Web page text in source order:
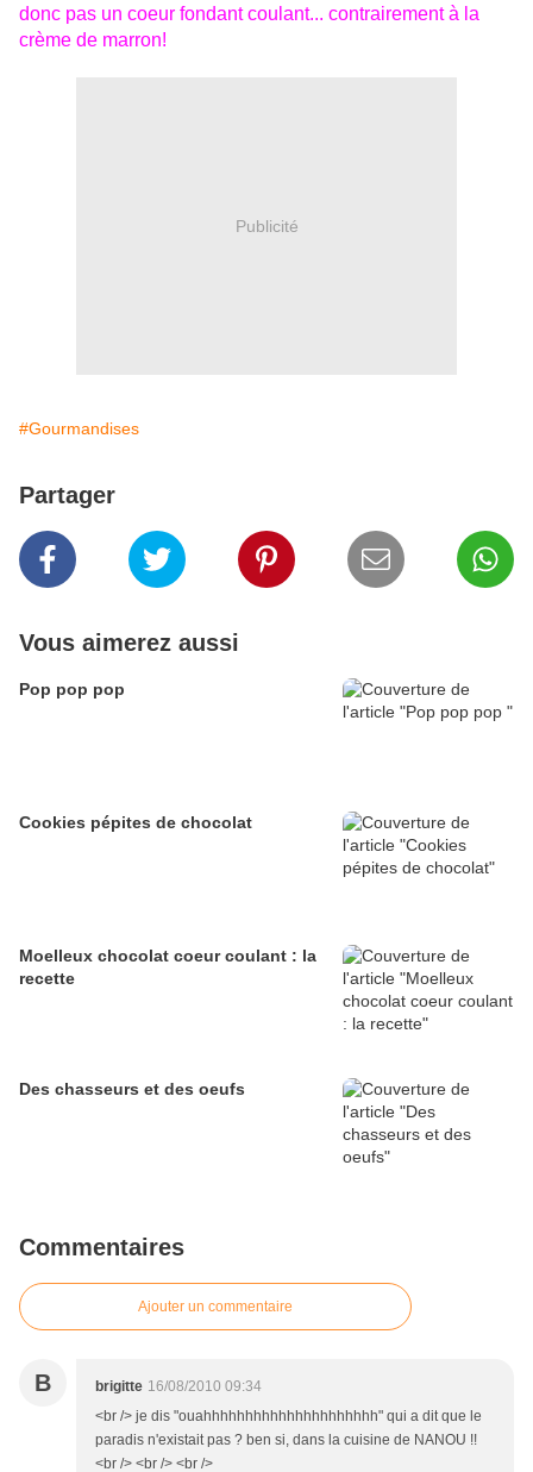
donc pas un coeur fondant coulant... contrairement à la
crème de marron!
Publicité
#Gourmandises
Partager
Vous aimerez aussi
Pop pop pop
Cookies pépites de chocolat
Moelleux chocolat coeur coulant : la
recette
Des chasseurs et des oeufs
Commentaires
Ajouter un commentaire
B brigitte 16/08/2010 09:34
<br /> je dis "ouahhhhhhhhhhhhhhhhhhhhh" qui a dit que le
paradis n'existait pas ? ben si, dans la cuisine de NANOU !!
<br /> <br /> <br />